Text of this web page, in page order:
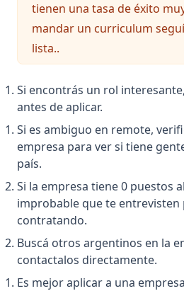
tienen una tasa de éxito
mandar un curriculum
lista..
Si encontrás un rol
antes de aplicar.
Si es ambiguo en remote,
empresa para ver si tiene
país.
Si la empresa tiene 0 puestos
improbable que te entrevisten
contratando.
Buscá otros argentinos en la
contactalos directamente.
Es mejor aplicar a una